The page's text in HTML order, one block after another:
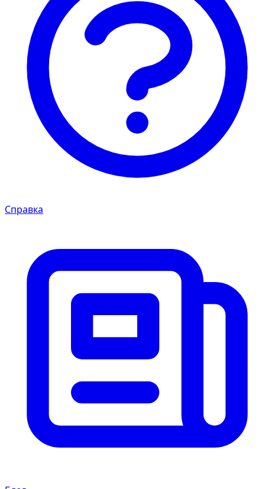
Справка